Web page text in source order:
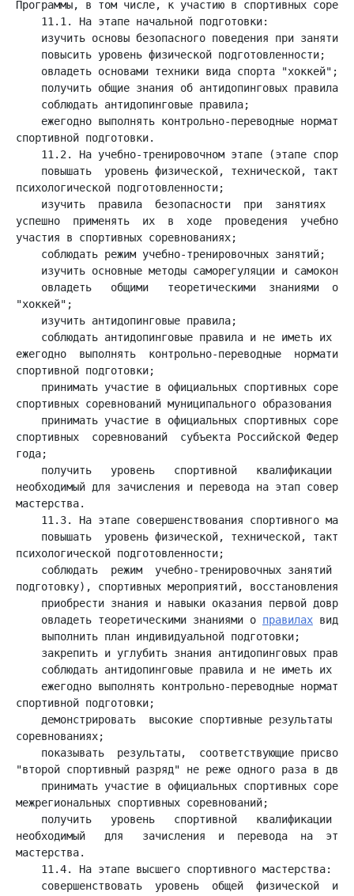
ежегодно выполнять контрольно-переводные
повышать  уровень физической, технической,
изучить  правила  безопасности  при  занятиях
успешно  применять  их  в  ходе  проведения  учебно-
    овладеть   общими   теоретическими  знаниями  о
соблюдать антидопинговые правила и не иметь их
ежегодно  выполнять  контрольно-переводные
принимать участие в официальных спортивных
принимать участие в официальных спортивных
спортивных  соревнований  субъекта Российской
получить   уровень   спортивной   квалификации
необходимый для зачисления и перевода на этап
повышать  уровень физической, технической,
соблюдать  режим  учебно-тренировочных занятий
    овладеть теоретическими знаниями о
правилах
ежегодно выполнять контрольно-переводные
демонстрировать  высокие спортивные результаты в
показывать  результаты,  соответствующие
принимать участие в официальных спортивных
получить   уровень   спортивной   квалификации
необходимый   для   зачисления  и  перевода  на  этап
совершенствовать  уровень  общей  физической  и